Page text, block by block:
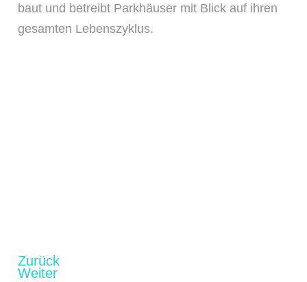
baut und betreibt Parkhäuser mit Blick auf ihren
gesamten Lebenszyklus.
Zurück
Weiter